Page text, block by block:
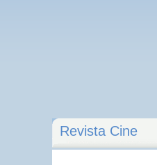
Revista Cine